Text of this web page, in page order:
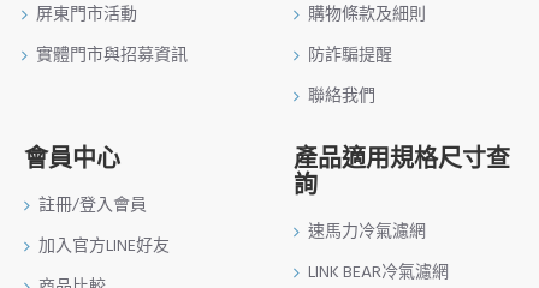
屏東門市活動
實體門市與招募資訊
購物條款及細則
防詐騙提醒
聯絡我們
會員中心
註冊/登入會員
加入官方LINE好友
產品適用規格尺寸查
詢
速馬力冷氣濾網
LINK BEAR冷氣濾網